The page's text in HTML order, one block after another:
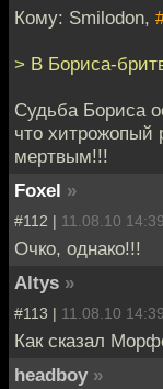
Кому: Smilodon,
> В Бориса-
Судьба Бориса
что хитрожопый
мертвым!!!
Foxel »
#112 | 11.08.10 14:39
Очко, однако!!!
Altys »
#113 | 11.08.10 14:39
Как сказал
headboy »